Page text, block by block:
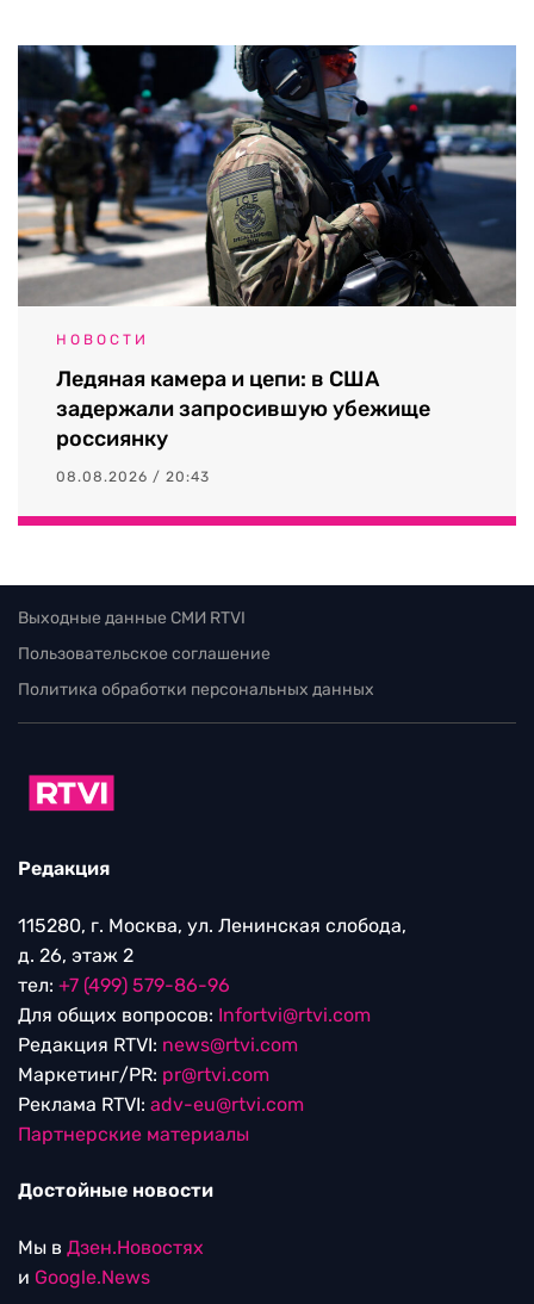
НОВОСТИ
Ледяная камера и цепи: в США
задержали запросившую убежище
россиянку
08.08.2026 / 20:43
Выходные данные СМИ RTVI
Пользовательское соглашение
Политика обработки персональных данных
Редакция
115280, г. Москва, ул. Ленинская слобода,
д. 26, этаж 2
тел: +7 (499) 579-86-96
Для общих вопросов: Infortvi@rtvi.com
Редакция RTVI: news@rtvi.com
Маркетинг/PR: pr@rtvi.com
Реклама RTVI: adv-eu@rtvi.com
Партнерские материалы
Достойные новости
Мы в Дзен.Новостях
и Google.News